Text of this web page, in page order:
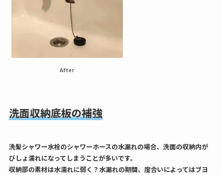
After
洗面収納底板の補強
洗髪シャワー水栓のシャワーホースの水漏れの場合、洗面の収納内が
びしょ濡れになってしまうことが多いです。
収納部の素材は水濡れに弱く？水漏れの期間、度合いによってはブヨ